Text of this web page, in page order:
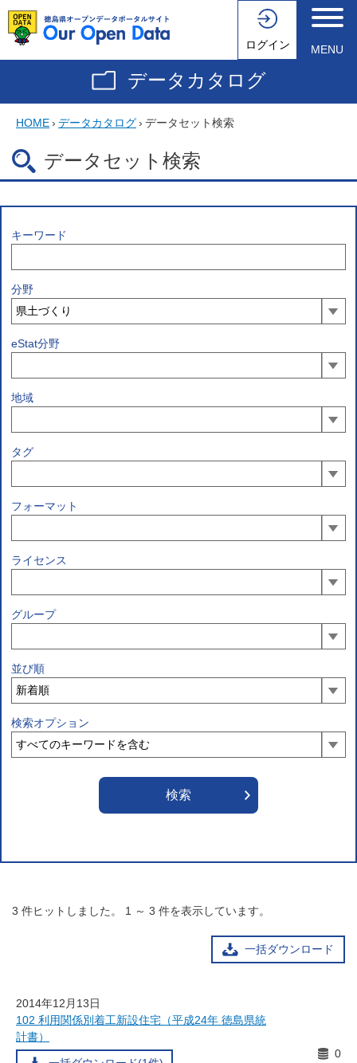
ログイン MENU
データカタログ
HOME› データカタログ› データセット検索
データセット検索
キーワード
分野
eStat分野
地域
タグ
フォーマット
ライセンス
グループ
並び順
検索オプション
3 件ヒットしました。 1 ～ 3 件を表示しています。
一括ダウンロード
2014年12月13日
102 利用関係別着工新設住宅（平成24年 徳島県統
計書）
0